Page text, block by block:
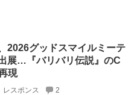
2026グッドスマイルミーテ
展…『バリバリ伝説』のC
現
レスポンス 2